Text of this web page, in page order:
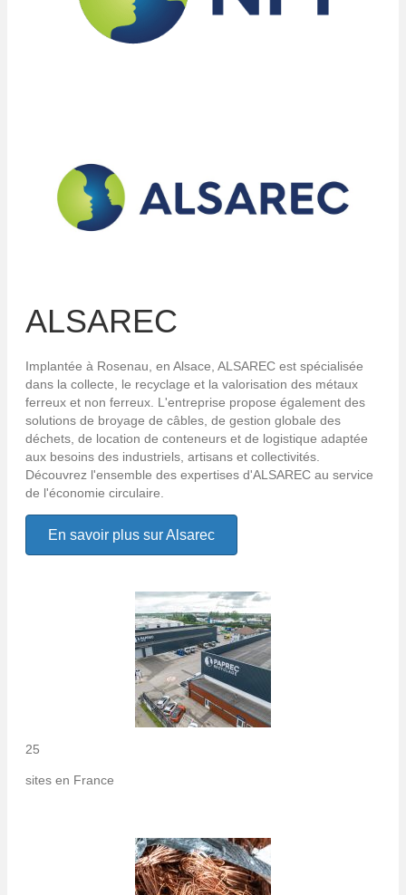
ALSAREC
Implantée à Rosenau, en Alsace, ALSAREC est spécialisée
dans la collecte, le recyclage et la valorisation des métaux
ferreux et non ferreux. L'entreprise propose également des
solutions de broyage de câbles, de gestion globale des
déchets, de location de conteneurs et de logistique adaptée
aux besoins des industriels, artisans et collectivités.
Découvrez l'ensemble des expertises d'ALSAREC au service
de l'économie circulaire.
En savoir plus sur Alsarec
25
sites en France